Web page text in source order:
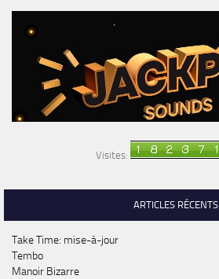
Visites:
ARTICLES RÉCENTS
Take Time: mise-à-jour
Tembo
Manoir Bizarre